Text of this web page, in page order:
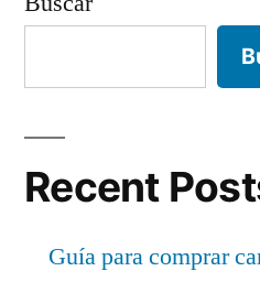
Recent
Guía para comprar